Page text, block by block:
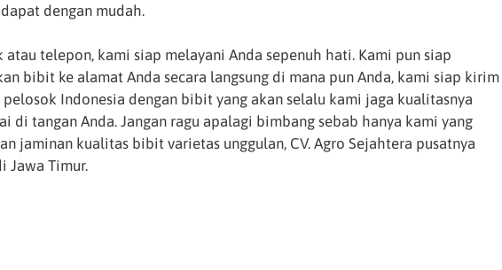
dengan mudah.
atau telepon, kami siap melayani Anda sepenuh hati. Kami pun siap
bibit ke alamat Anda secara langsung di mana pun Anda, kami siap kirim
pelosok Indonesia dengan bibit yang akan selalu kami jaga kualitasnya
di tangan Anda. Jangan ragu apalagi bimbang sebab hanya kami yang
jaminan kualitas bibit varietas unggulan, CV. Agro Sejahtera pusatnya
Jawa Timur.